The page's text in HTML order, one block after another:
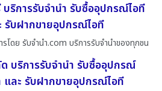
ริการรับจำนำ รับซื้ออุปกรณ์ไอที
รับฝากขายอุปกรณ์ไอที
โดย รับจํานํา.com บริการรับจำนำของทุกชน
บริการรับจำนำ รับซื้ออุปกรณ์
และ รับฝากขายอุปกรณ์ไอที